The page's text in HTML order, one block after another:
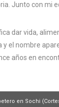
Junto con mi
dar vida,
y el nombre
años en
en Sochi